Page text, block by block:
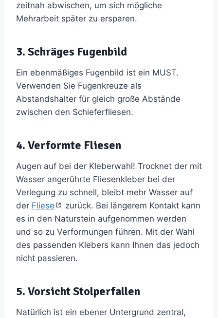
zeitnah abwischen, um sich mögliche
Mehrarbeit später zu ersparen.
3. Schräges Fugenbild
Ein ebenmäßiges Fugenbild ist ein MUST.
Verwenden Sie Fugenkreuze als
Abstandshalter für gleich große Abstände
zwischen den Schieferfliesen.
4. Verformte Fliesen
Augen auf bei der Kleberwahl! Trocknet der mit
Wasser angerührte Fliesenkleber bei der
Verlegung zu schnell, bleibt mehr Wasser auf
der Fliese
zurück. Bei längerem Kontakt kann
es in den Naturstein aufgenommen werden
und so zu Verformungen führen. Mit der Wahl
des passenden Klebers kann Ihnen das jedoch
nicht passieren.
5. Vorsicht Stolperfallen
Natürlich ist ein ebener Untergrund zentral,